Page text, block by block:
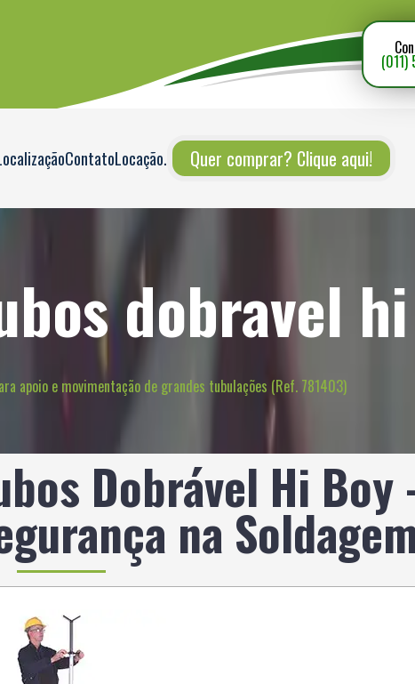
ContatoLocação. Quer comprar? Clique aqui!
dobravel
apoio e movimentação de grandes tubulações (Ref. 781403)
Dobrável Hi Boy
na